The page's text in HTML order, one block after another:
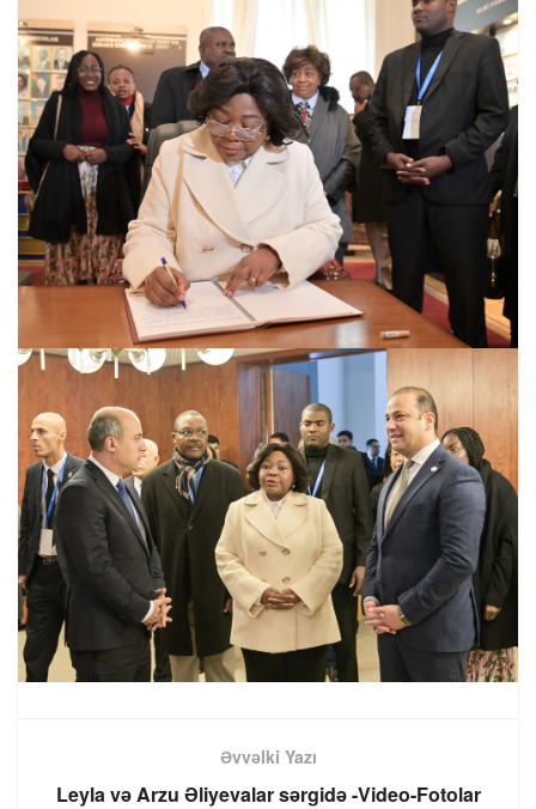
Əvvəlki Yazı
Leyla və Arzu Əliyevalar sərgidə -Video-Fotolar